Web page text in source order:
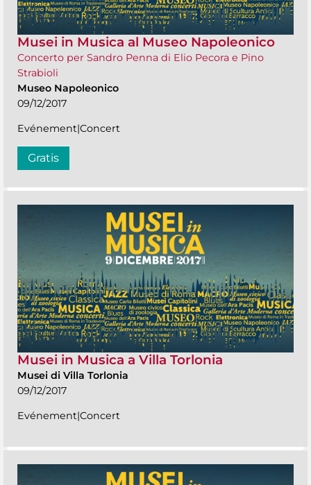
Musei in Musica al Museo Napoleonico
Concerto per Sandro Penna di Elio Pecora e Pino
Strabioli
Museo Napoleonico
09/12/2017
Evénement|Concert
Gratis
Musei in Musica a Villa Torlonia
Musei di Villa Torlonia
09/12/2017
Evénement|Concert